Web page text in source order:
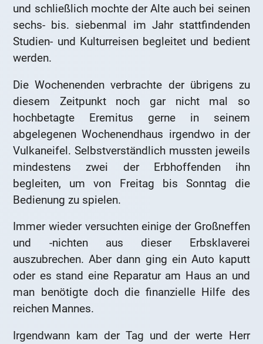
und schließlich mochte der Alte auch bei seinen
sechs- bis. siebenmal im Jahr stattfindenden
Studien- und Kulturreisen begleitet und bedient
werden.
Die Wochenenden verbrachte der übrigens zu
diesem Zeitpunkt noch gar nicht mal so
hochbetagte Eremitus gerne in seinem
abgelegenen Wochenendhaus irgendwo in der
Vulkaneifel. Selbstverständlich mussten jeweils
mindestens zwei der Erbhoffenden ihn
begleiten, um von Freitag bis Sonntag die
Bedienung zu spielen.
Immer wieder versuchten einige der Großneffen
und -nichten aus dieser Erbsklaverei
auszubrechen. Aber dann ging ein Auto kaputt
oder es stand eine Reparatur am Haus an und
man benötigte doch die finanzielle Hilfe des
reichen Mannes.
Irgendwann kam der Tag und der werte Herr